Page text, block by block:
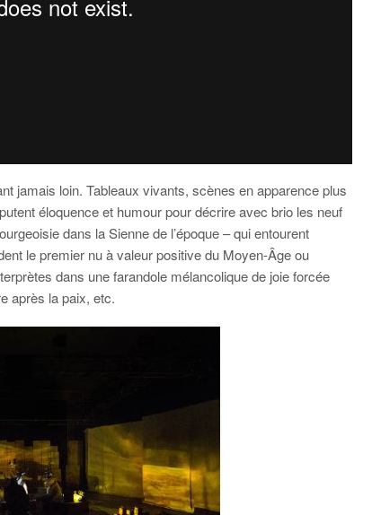
jamais loin. Tableaux vivants, scènes en apparence plus
éloquence et humour pour décrire avec brio les neuf
dans la Sienne de l’époque – qui entourent
le premier nu à valeur positive du Moyen-Âge ou
dans une farandole mélancolique de joie forcée
après la paix, etc.